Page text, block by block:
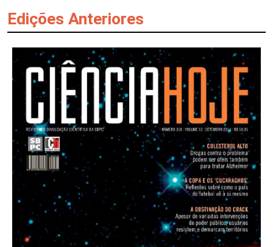
Edições Anteriores